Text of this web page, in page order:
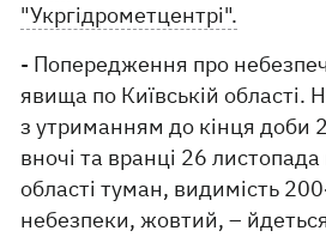
"Укргідрометцентрі".
- Попередження про
явища по Київській
з утриманням до кінця доби
вночі та вранці 26 листопада
області туман, видимість
небезпеки, жовтий, –